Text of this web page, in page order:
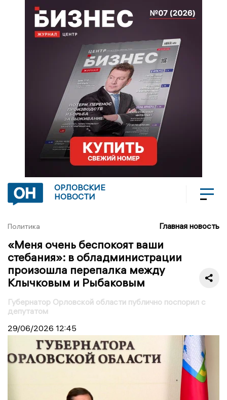
ОРЛОВСКИЕ
НОВОСТИ
Политика Главная новость
«Меня очень беспокоят ваши
стебания»: в обладминистрации
произошла перепалка между
Клычковым и Рыбаковым
Губернатор Орловской области публично поспорил с
депутатом
29/06/2026 12:45